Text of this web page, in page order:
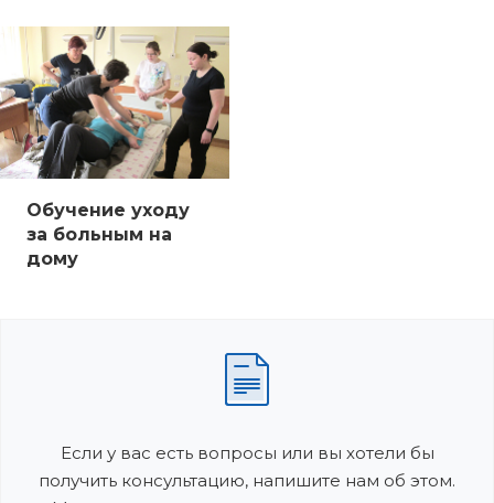
Обучение уходу
за больным на
дому
Если у вас есть вопросы или вы хотели бы
получить консультацию, напишите нам об этом.